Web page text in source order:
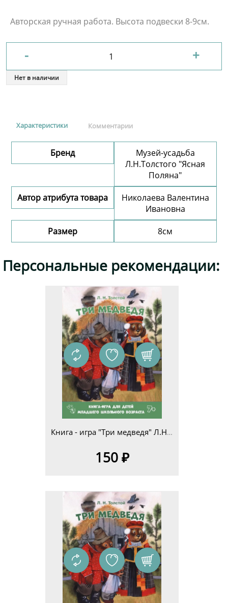
Авторская ручная работа. Высота подвески 8-9см.
- +
Нет в наличии
Характеристики Комментарии
Бренд
Музей-усадьба
Л.Н.Толстого "Ясная
Поляна"
Автор атрибута товара
Николаева Валентина
Ивановна
Размер
8см
Персональные рекомендации:
Книга - игра "Три медведя" Л.Н.Толстой для детей младшего школьного возраста 7+
150 ₽